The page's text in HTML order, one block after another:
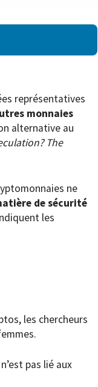
représentatives
monnaies
alternative au
The
ne
de sécurité
les
les chercheurs
pas lié aux